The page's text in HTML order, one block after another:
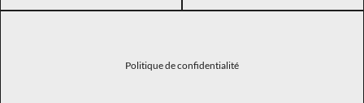
Politique de confidentialité